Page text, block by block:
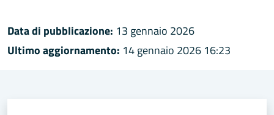
Data di pubblicazione: 13 gennaio 2026
Ultimo aggiornamento: 14 gennaio 2026 16:23